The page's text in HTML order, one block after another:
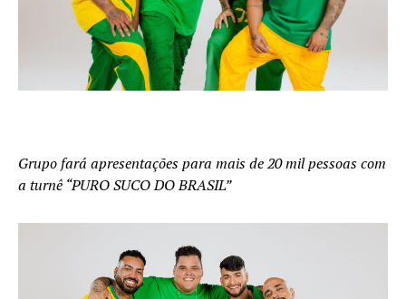
Grupo fará apresentações para mais de 20 mil pessoas com
a turnê “PURO SUCO DO BRASIL”